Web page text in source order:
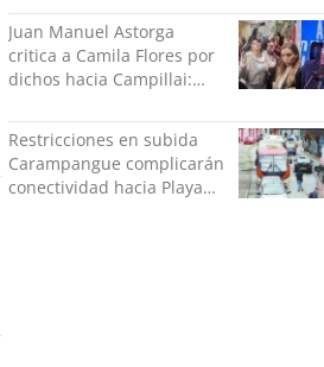
libertad
Juan Manuel Astorga
critica a Camila Flores por
dichos hacia Campillai:
ser un elogio"
Restricciones en subida
Carampangue complicarán
conectividad hacia Playa